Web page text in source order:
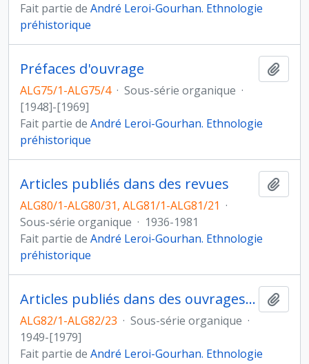
Fait partie de André Leroi-Gourhan. Ethnologie
préhistorique
Préfaces d'ouvrage
ALG75/1-ALG75/4 · Sous-série organique ·
[1948]-[1969]
Fait partie de André Leroi-Gourhan. Ethnologie
préhistorique
Articles publiés dans des revues
ALG80/1-ALG80/31, ALG81/1-ALG81/21 ·
Sous-série organique · 1936-1981
Fait partie de André Leroi-Gourhan. Ethnologie
préhistorique
Articles publiés dans des ouvrages collectifs
ALG82/1-ALG82/23 · Sous-série organique ·
1949-[1979]
Fait partie de André Leroi-Gourhan. Ethnologie